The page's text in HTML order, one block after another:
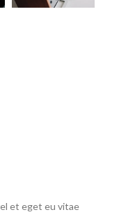
et eget eu vitae